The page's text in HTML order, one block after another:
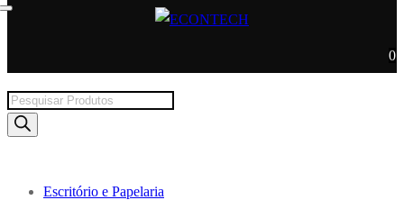
0
Products
search
Escritório e Papelaria